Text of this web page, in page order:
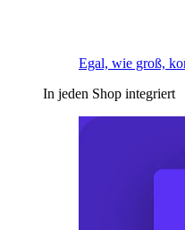
Egal, wie groß,
In jeden Shop integriert